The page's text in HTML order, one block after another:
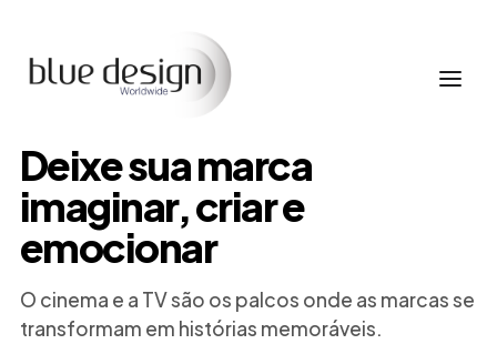
Deixe sua marca
imaginar, criar e
emocionar
O cinema e a TV são os palcos onde as marcas se
transformam em histórias memoráveis.